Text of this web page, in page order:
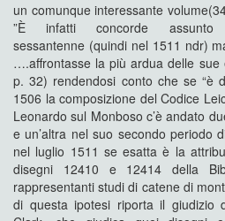
un comunque interessante
”È infatti concorde
sessantenne (quindi nel 1511 ndr)
….affrontasse la più ardua delle
p. 32) rendendosi conto che se “è
1506 la composizione del Codice
Leonardo sul Monboso c’è andato
e un’altra nel suo secondo periodo
nel luglio 1511 se esatta è la
disegni 12410 e 12414 della
rappresentanti studi di catene di
di questa ipotesi riporta il giudizio